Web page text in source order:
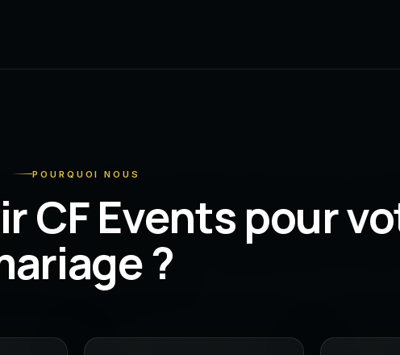
POURQUOI NOUS
CF Events pour
?